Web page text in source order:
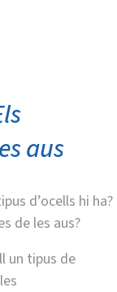
aus
d’ocells hi ha?
de les aus?
un tipus de